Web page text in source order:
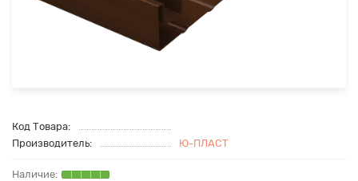
Код Товара:
Производитель:
Ю-ПЛАСТ